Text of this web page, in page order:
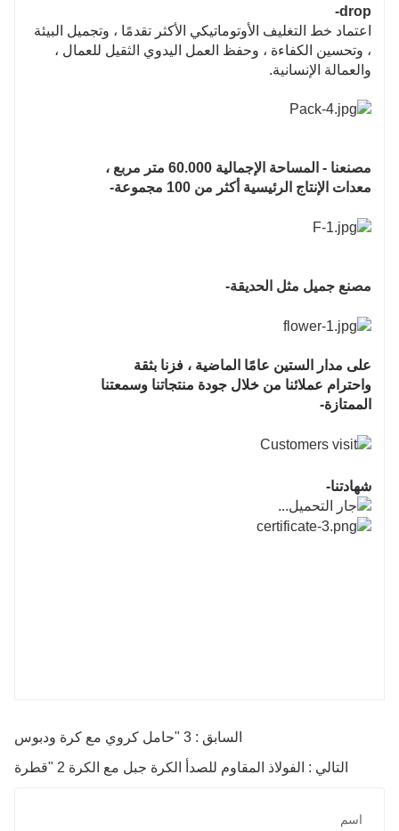
drop-
اعتماد خط التغليف الأوتوماتيكي الأكثر تقدمًا ، وتجميل البيئة
، وتحسين الكفاءة ، وحفظ العمل اليدوي الثقيل للعمال ،
والعمالة الإنسانية.
مصنعنا - المساحة الإجمالية 60.000 متر مربع ،
معدات الإنتاج الرئيسية أكثر من 100 مجموعة-
مصنع جميل مثل الحديقة-
على مدار الستين عامًا الماضية ، فزنا بثقة
واحترام عملائنا من خلال جودة منتجاتنا وسمعتنا
الممتازة-
شهادتنا-
السابق : 3 "حامل كروي مع كرة ودبوس
التالي : الفولاذ المقاوم للصدأ الكرة جبل مع الكرة 2 "قطرة
اسم